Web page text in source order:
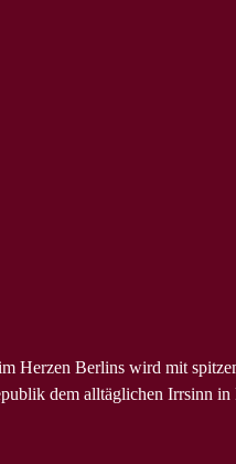
Herzen Berlins wird mit
dem alltäglichen Irrsinn